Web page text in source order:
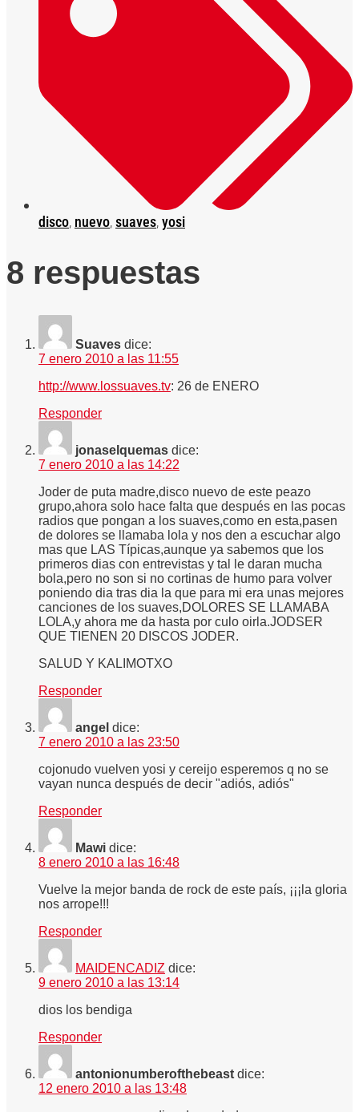
disco, nuevo,suaves,yosi
8 respuestas
Suaves dice:
7 enero 2010 a las 11:55
http://www.lossuaves.tv: 26 de ENERO
Responder
jonaselquemas dice:
7 enero 2010 a las 14:22
Joder de puta madre,disco nuevo de este peazo
grupo,ahora solo hace falta que después en las pocas
radios que pongan a los suaves,como en esta,pasen
de dolores se llamaba lola y nos den a escuchar algo
mas que LAS Típicas,aunque ya sabemos que los
primeros dias con entrevistas y tal le daran mucha
bola,pero no son si no cortinas de humo para volver
poniendo dia tras dia la que para mi era unas mejores
canciones de los suaves,DOLORES SE LLAMABA
LOLA,y ahora me da hasta por culo oirla.JODSER
QUE TIENEN 20 DISCOS JODER.
SALUD Y KALIMOTXO
Responder
angel dice:
7 enero 2010 a las 23:50
cojonudo vuelven yosi y cereijo esperemos q no se
vayan nunca después de decir "adiós, adiós"
Responder
Mawi dice:
8 enero 2010 a las 16:48
Vuelve la mejor banda de rock de este país, ¡¡¡la gloria
nos arrope!!!
Responder
MAIDENCADIZ dice:
9 enero 2010 a las 13:14
dios los bendiga
Responder
antonionumberofthebeast dice:
12 enero 2010 a las 13:48